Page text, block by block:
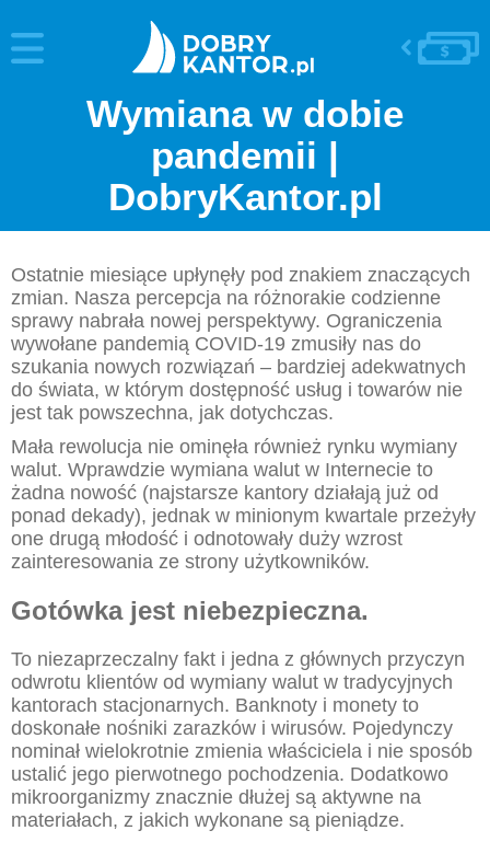
Wymiana w dobie
pandemii |
DobryKantor.pl
Ostatnie miesiące upłynęły pod znakiem znaczących
zmian. Nasza percepcja na różnorakie codzienne
sprawy nabrała nowej perspektywy. Ograniczenia
wywołane pandemią COVID-19 zmusiły nas do
szukania nowych rozwiązań – bardziej adekwatnych
do świata, w którym dostępność usług i towarów nie
jest tak powszechna, jak dotychczas.
Mała rewolucja nie ominęła również rynku wymiany
walut. Wprawdzie wymiana walut w Internecie to
żadna nowość (najstarsze kantory działają już od
ponad dekady), jednak w minionym kwartale przeżyły
one drugą młodość i odnotowały duży wzrost
zainteresowania ze strony użytkowników.
Gotówka jest niebezpieczna.
To niezaprzeczalny fakt i jedna z głównych przyczyn
odwrotu klientów od wymiany walut w tradycyjnych
kantorach stacjonarnych. Banknoty i monety to
doskonałe nośniki zarazków i wirusów. Pojedynczy
nominał wielokrotnie zmienia właściciela i nie sposób
ustalić jego pierwotnego pochodzenia. Dodatkowo
mikroorganizmy znacznie dłużej są aktywne na
materiałach, z jakich wykonane są pieniądze.